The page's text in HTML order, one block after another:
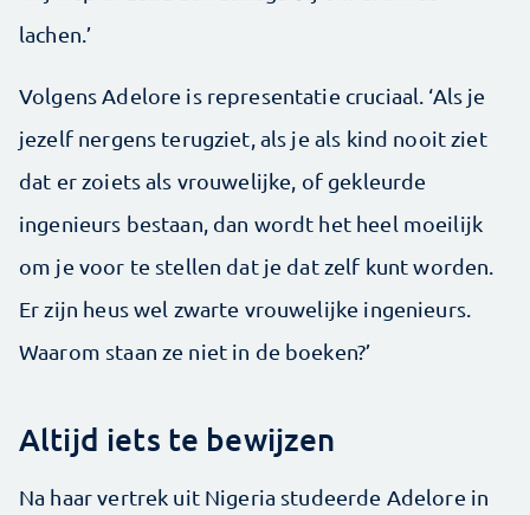
lachen.’
Volgens Adelore is representatie cruciaal. ‘Als je
jezelf nergens terugziet, als je als kind nooit ziet
dat er zoiets als vrouwelijke, of gekleurde
ingenieurs bestaan, dan wordt het heel moeilijk
om je voor te stellen dat je dat zelf kunt worden.
Er zijn heus wel zwarte vrouwelijke ingenieurs.
Waarom staan ze niet in de boeken?’
Altijd iets te bewijzen
Na haar vertrek uit Nigeria studeerde Adelore in